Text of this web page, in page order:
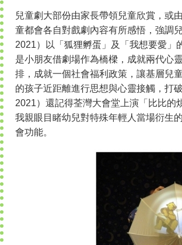
兒童劇大部份由家長帶領兒童欣賞，或
童都會各自對戲劇內容有所感悟，強調
2021）以「狐狸孵蛋」及「我想要愛」
是小朋友借劇場作為橋樑，成就兩代心
排，成就一個社會福利政策，讓基層兒
的孩子近距離進行思想與心靈接觸，打
2021）還記得荃灣大會堂上演「比比的
我親眼目睹幼兒對特殊年輕人當場衍生
會功能。